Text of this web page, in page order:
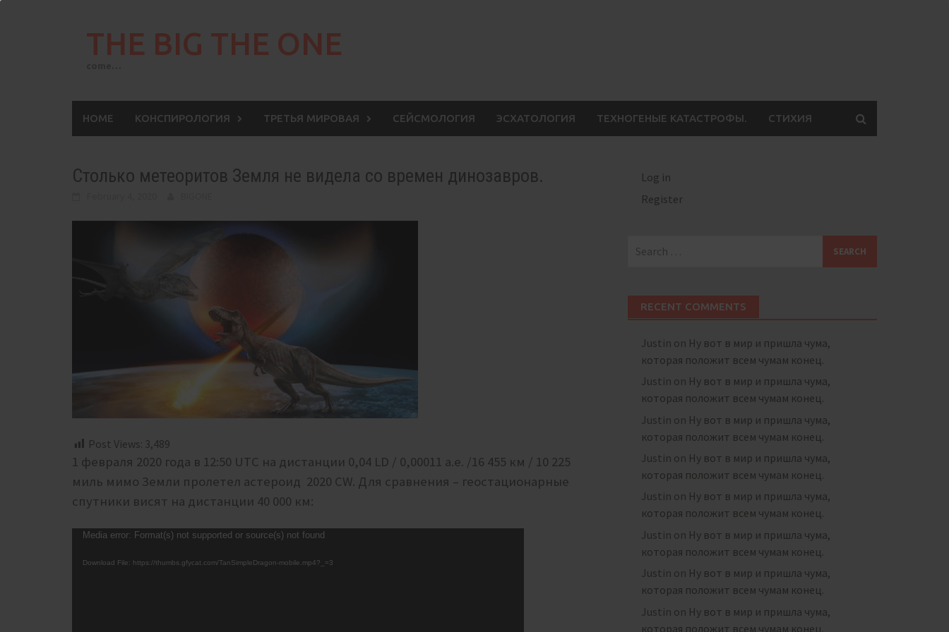
THE BIG THE ONE
HOME КОНСПИРОЛОГИЯ ТРЕТЬЯ МИРОВАЯ СЕЙСМОЛОГИЯ ЭСХАТОЛОГИЯ ТЕХНОГЕНЫЕ КАТАСТРОФЫ. СТИХИЯ
Столько метеоритов Земля не видела со времен динозавров.
Post Views: 3,489
1 февраля 2020 года в 12:50 UTC на дистанции 0,04 LD / 0,00011 а.е. /16 455 км / 10 225
миль мимо Земли пролетел астероид 2020 CW. Для сравнения – геостационарные
спутники висят на дистанции 40 000 км:
Video
Media error: Format(s) not supported or source(s) not found
Download File: https://thumbs.gfycat.com/TanSimpleDragon-mobile.mp4?_=3
Log in
Register
for:
RECENT COMMENTS
Justin on Ну вот в мир и пришла чума,
которая положит всем чумам конец.
Justin on Ну вот в мир и пришла чума,
которая положит всем чумам конец.
Justin on Ну вот в мир и пришла чума,
которая положит всем чумам конец.
Justin on Ну вот в мир и пришла чума,
которая положит всем чумам конец.
Justin on Ну вот в мир и пришла чума,
которая положит всем чумам конец.
Justin on Ну вот в мир и пришла чума,
которая положит всем чумам конец.
Justin on Ну вот в мир и пришла чума,
которая положит всем чумам конец.
Justin on Ну вот в мир и пришла чума,
которая положит всем чумам конец.